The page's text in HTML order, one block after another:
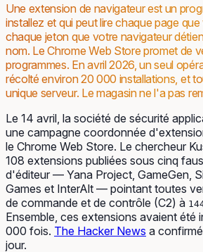
Une extension de navigateur est un
installez et qui peut lire chaque page
chaque jeton que votre navigateur
nom. Le Chrome Web Store promet de
programmes. En avril 2026, un seul
récolté environ 20 000 installations, et
unique serveur. Le magasin ne l'a pas
Le 14 avril, la société de sécurité
une campagne coordonnée
le Chrome Web Store. Le chercheur
108 extensions publiées sous cinq
d'éditeur — Yana Project, GameGen,
Games et InterAlt — pointant toutes
de commande et de contrôle (C2) à
Ensemble, ces extensions avaient été
000 fois. The Hacker News a
jour.